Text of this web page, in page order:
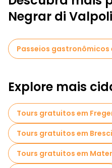
Negrar di
Passeios gastronômicos
Explore mais
Tours gratuitos em
Tours gratuitos em
Tours gratuitos em